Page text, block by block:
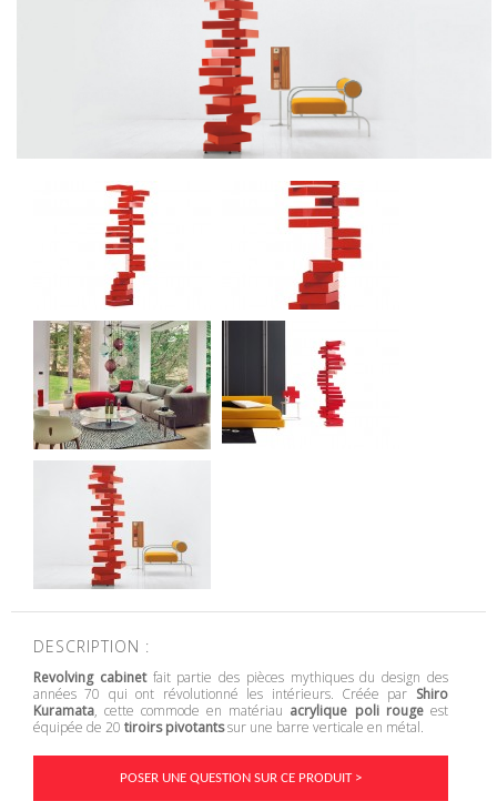
DESCRIPTION :
Revolving cabinet fait partie des pièces mythiques du design des
années 70 qui ont révolutionné les intérieurs. Créée par Shiro
Kuramata, cette commode en matériau acrylique poli rougeest
équipée de 20 tiroirs pivotantssur une barre verticale en métal.
POSER UNE QUESTION SUR CE PRODUIT >